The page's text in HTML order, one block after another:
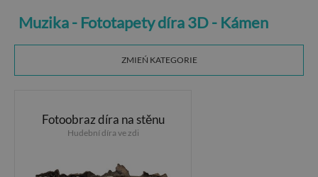
Muzika - Fototapety díra 3D - Kámen
ZMIEŃ KATEGORIE
Fotoobraz díra na stěnu
Hudební díra ve zdi